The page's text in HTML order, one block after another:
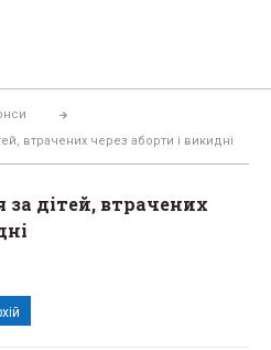
втрачених через аборти і викидні
за дітей, втрачених